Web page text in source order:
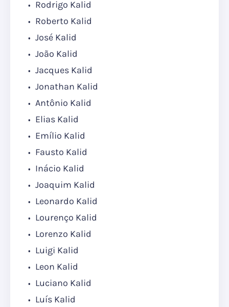
Rodrigo Kalid
Roberto Kalid
José Kalid
João Kalid
Jacques Kalid
Jonathan Kalid
Antônio Kalid
Elias Kalid
Emílio Kalid
Fausto Kalid
Inácio Kalid
Joaquim Kalid
Leonardo Kalid
Lourenço Kalid
Lorenzo Kalid
Luigi Kalid
Leon Kalid
Luciano Kalid
Luís Kalid